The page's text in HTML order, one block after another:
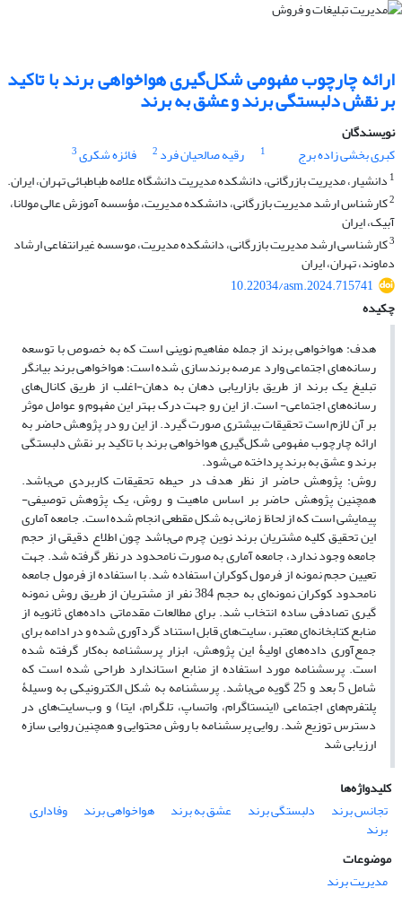
ارائه چارچوب مفهومی شکل‌گیری هواخواهی برند با تاکید
بر نقش دلبستگی برند و عشق به برند
نویسندگان
کبری بخشی زاده برج
1 رقیه صالحیان فرد 2 فائزه شکری3
1 دانشیار، مدیریت بازرگانی، دانشکده مدیریت دانشگاه علامه طباطبائی تهران، ایران.
2کارشناس ارشد مدیریت بازرگانی، دانشکده مدیریت، مؤسسه آموزش عالی مولانا،
آبیک، ایران
3کارشناسی ارشد مدیریت بازرگانی، دانشکده مدیریت، موسسه غیرانتفاعی ارشاد
دماوند، تهران، ایران
10.22034/asm.2024.715741
چکیده
هدف: هواخواهی برند از جمله مفاهیم نوینی است که به خصوص با توسعه
رسانه‌های اجتماعی وارد عرصه برندسازی شده است؛ هواخواهی برند بیانگر
تبلیغ یک برند از طریق بازاریابی دهان به دهان-اغلب از طریق کانال‌های
رسانه‌های اجتماعی- است. از این رو جهت درک بهتر این مفهوم و عوامل موثر
بر آن لازم است تحقیقات بیشتری صورت گیرد. از این رو در پژوهش حاضر به
ارائه چارچوب مفهومی شکل‌گیری هواخواهی برند با تاکید بر نقش دلبستگی
برند و عشق به برند پرداخته می‌شود.
روش: پژوهش حاضر از نظر هدف در حیطه تحقیقات کاربردی می‌باشد.
همچنین پژوهش حاضر بر اساس ماهیت و روش، یک پژوهش توصیفی-
پیمایشی است که از لحاظ زمانی به شکل مقطعی انجام شده است. جامعه آماری
این تحقیق کلیه مشتریان برند نوین چرم می‌باشد چون اطلاع دقیقی از حجم
جامعه وجود ندارد، جامعه آماری به صورت نامحدود در نظر گرفته شد. جهت
تعیین حجم نمونه از فرمول کوکران استفاده شد. با استفاده از فرمول جامعه
نامحدود کوکران نمونه‌ای به حجم 384 نفر از مشتریان از طریق روش نمونه
گیری تصادفی ساده انتخاب شد. برای مطالعات مقدماتی داده‌های ثانویه از
منابع کتابخانه‌ای معتبر، سایت‌های قابل استناد گردآوری شده و در ادامه برای
جمع‌آوری داده‌های اولیۀ این پژوهش، ابزار پرسشنامه به‌کار گرفته شده
است. پرسشنامه مورد استفاده از منابع استاندارد طراحی شده است که
شامل 5 بعد و 25 گویه می‌باشد. پرسشنامه به شکل الکترونیکی به وسیلۀ
پلتفرم‌های اجتماعی (اینستاگرام، واتساپ، تلگرام، ایتا) و وب‌سایت‌های در
دسترس توزیع شد. روایی پرسشنامه با روش محتوایی و همچنین روایی سازه
ارزیابی شد
کلیدواژه‌ها
تجانس برند
دلبستگی برند عشق به برند هواخواهی برند وفاداری
برند
موضوعات
مدیریت برند